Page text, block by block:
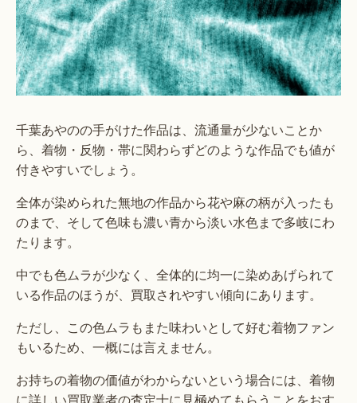
千葉あやのの手がけた作品は、流通量が少ないことか
ら、着物・反物・帯に関わらずどのような作品でも値が
付きやすいでしょう。
全体が染められた無地の作品から花や麻の柄が入ったも
のまで、そして色味も濃い青から淡い水色まで多岐にわ
たります。
中でも色ムラが少なく、全体的に均一に染めあげられて
いる作品のほうが、買取されやすい傾向にあります。
ただし、この色ムラもまた味わいとして好む着物ファン
もいるため、一概には言えません。
お持ちの着物の価値がわからないという場合には、着物